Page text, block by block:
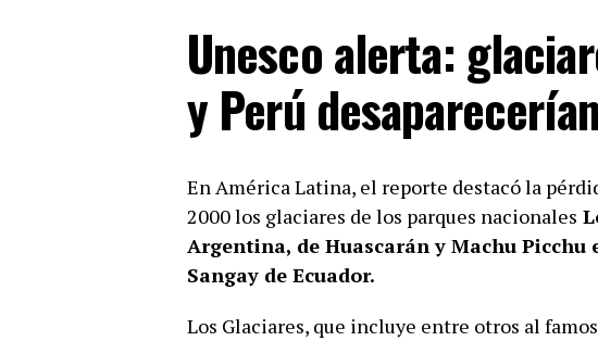
Unesco alerta:
y Perú
En América Latina, el reporte destacó la
2000 los glaciares de los parques nacionales
Argentina, de Huascarán y Machu Picchu
Sangay de Ecuador.
Los Glaciares, que incluye entre otros al